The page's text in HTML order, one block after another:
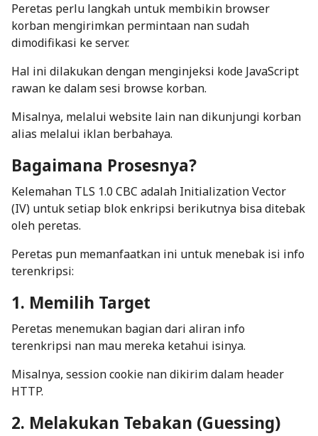
Peretas perlu langkah untuk membikin browser
korban mengirimkan permintaan nan sudah
dimodifikasi ke server.
Hal ini dilakukan dengan menginjeksi kode JavaScript
rawan ke dalam sesi browse korban.
Misalnya, melalui website lain nan dikunjungi korban
alias melalui iklan berbahaya.
Bagaimana Prosesnya?
Kelemahan TLS 1.0 CBC adalah Initialization Vector
(IV) untuk setiap blok enkripsi berikutnya bisa ditebak
oleh peretas.
Peretas pun memanfaatkan ini untuk menebak isi info
terenkripsi:
1. Memilih Target
Peretas menemukan bagian dari aliran info
terenkripsi nan mau mereka ketahui isinya.
Misalnya, session cookie nan dikirim dalam header
HTTP.
2. Melakukan Tebakan (Guessing)